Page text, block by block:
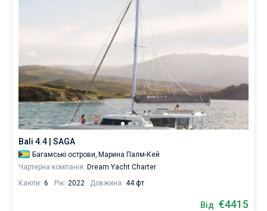
Bali 4.4 | SAGA
Багамські острови, Марина Палм-Кей
Чартерна компанія: Dream Yacht Charter
Каюти: 6 Рік: 2022 Довжина: 44 фт
Від €4415